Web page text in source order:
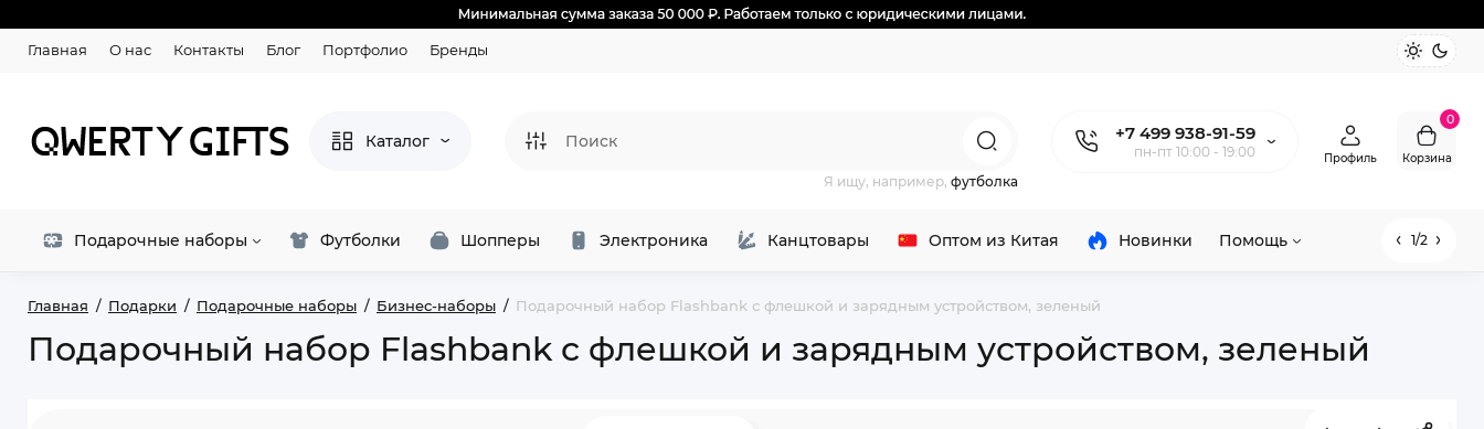
Главная О нас Контакты Блог Портфолио Бренды
Каталог +7 499 938-91-59
пн-пт 10:00 - 19:00
Я ищу, например, футболка
Профиль
0
Корзина
Подарочные наборы Футболки Шопперы Электроника Канцтовары Оптом из Китая Новинки Помощь 1/2
Главная Подарки Подарочные наборы Бизнес-наборы Подарочный набор Flashbank с флешкой и зарядным устройством, зеленый
Подарочный набор Flashbank с флешкой и зарядным устройством, зеленый